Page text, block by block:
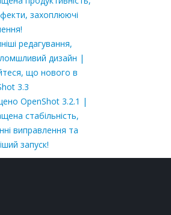
захоплюючі
редагування,
дизайн |
що нового в
3.3
OpenShot 3.2.1 |
стабільність,
виправлення та
запуск!